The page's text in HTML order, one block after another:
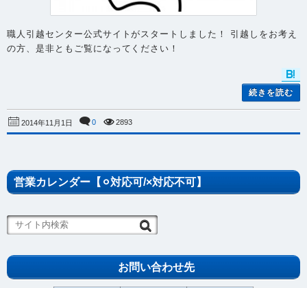
職人引越センター公式サイトがスタートしました！ 引越しをお考え
の方、是非ともご覧になってください！
続きを読む
2014年11月1日 0 2893
営業カレンダー【⚪︎対応可/×対応不可】
お問い合わせ先